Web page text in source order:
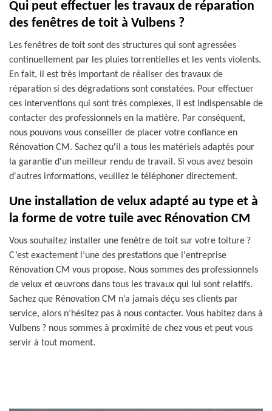
Qui peut effectuer les travaux de réparation
des fenêtres de toit à Vulbens ?
Les fenêtres de toit sont des structures qui sont agressées
continuellement par les pluies torrentielles et les vents violents.
En fait, il est très important de réaliser des travaux de
réparation si des dégradations sont constatées. Pour effectuer
ces interventions qui sont très complexes, il est indispensable de
contacter des professionnels en la matière. Par conséquent,
nous pouvons vous conseiller de placer votre confiance en
Rénovation CM. Sachez qu'il a tous les matériels adaptés pour
la garantie d'un meilleur rendu de travail. Si vous avez besoin
d'autres informations, veuillez le téléphoner directement.
Une installation de velux adapté au type et à
la forme de votre tuile avec Rénovation CM
Vous souhaitez installer une fenêtre de toit sur votre toiture ?
C’est exactement l’une des prestations que l'entreprise
Rénovation CM vous propose. Nous sommes des professionnels
de velux et œuvrons dans tous les travaux qui lui sont relatifs.
Sachez que Rénovation CM n’a jamais déçu ses clients par
service, alors n’hésitez pas à nous contacter. Vous habitez dans à
Vulbens ? nous sommes à proximité de chez vous et peut vous
servir à tout moment.